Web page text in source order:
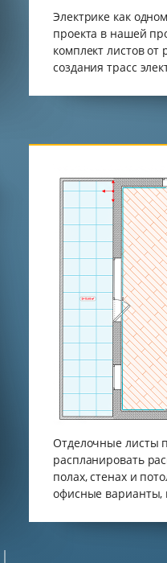
Электрике как
проекта в нашей
комплект листов
создания трасс
Отделочные листы
распланировать
полах, стенах и
офисные варианты,